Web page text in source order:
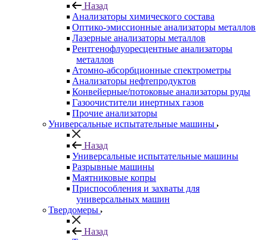
Назад
Анализаторы химического состава
Оптико-эмиссионные анализаторы металлов
Лазерные анализаторы металлов
Рентгенофлуоресцентные анализаторы
металлов
Атомно-абсорбционные спектрометры
Анализаторы нефтепродуктов
Конвейерные/потоковые анализаторы руды
Газоочистители инертных газов
Прочие анализаторы
Универсальные испытательные машины
Назад
Универсальные испытательные машины
Разрывные машины
Маятниковые копры
Приспособления и захваты для
универсальных машин
Твердомеры
Назад